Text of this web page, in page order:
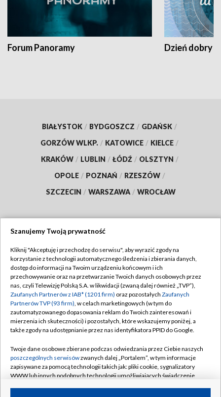
Forum Panoramy Dzień dobry
BIAŁYSTOK / BYDGOSZCZ / GDAŃSK /
GORZÓW WLKP. / KATOWICE / KIELCE /
KRAKÓW / LUBLIN / ŁÓDŹ / OLSZTYN /
OPOLE / POZNAŃ / RZESZÓW /
SZCZECIN / WARSZAWA / WROCŁAW
TVP
Abonament TVP
Emisja w TVP
Centrum informacji TVP
Naziemna Telewizja Cyfrowa
Rada Programowa
System NOS
Informacje o nadawcy
Regulamin TVP
Polityka prywatności
Moje zgody
Pomoc
Kontakt
Kanały
Szanujemy Twoją prywatność
Kliknij "Akceptuję i przechodzę do serwisu", aby wyrazić zgody na
korzystanie z technologii automatycznego śledzenia i zbierania danych,
dostęp do informacji na Twoim urządzeniu końcowym i ich
przechowywanie oraz na przetwarzanie Twoich danych osobowych przez
nas, czyli Telewizję Polską S.A. w likwidacji (zwaną dalej również „TVP”),
Zaufanych Partnerów z IAB* (1201 firm) oraz pozostałych Zaufanych
Partnerów TVP (93 firm), w celach marketingowych (w tym do
zautomatyzowanego dopasowania reklam do Twoich zainteresowań i
mierzenia ich skuteczności) i pozostałych, które wskazujemy poniżej, a
także zgody na udostępnianie przez nas identyfikatora PPID do Google.
Twoje dane osobowe zbierane podczas odwiedzania przez Ciebie naszych
poszczególnych serwisówzwanych dalej „Portalem”, w tym informacje
zapisywane za pomocą technologii takich jak: pliki cookie, sygnalizatory
WWW lub innych podobnych technologii umożliwiających świadczenie